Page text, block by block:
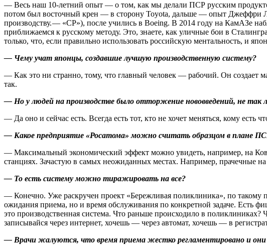
— Весь наш 10-летний опыт — ​о том, как мы делали ПСР русским
потом был восточный крен — ​в сторону Toyota, дальше — ​опыт Джеффри
производству. — «СР»), после учились в Boeing. В 2014 году на КамАЗе
приближаемся к русскому методу. Это, знаете, как уличные бои в
только, что, если правильно использовать российскую ментальность, и
— Чему учат японцы, создавшие лучшую производственную систему?
— Как это ни странно, тому, что главный человек — ​рабочий. Он создает
так.
— Но у людей на производстве было отторжение нововведений, не так
— Да оно и сейчас есть. Всегда есть тот, кто не хочет меняться, кому есть
— Какое предприятие «Росатома» можно считать образцом в плане
— Максимальный экономический эффект можно увидеть, например, на
станциях. Зачастую в самых неожиданных местах. Например, прачечные
— То есть систему можно тиражировать на все?
— Конечно. Уже раскручен проект «Бережливая поликлиника», по
ожидания приема, но и время обслуживания по конкретной задаче. Есть
это производственная система. Что раньше происходило в
записывайся через интернет, хочешь — ​через автомат, хочешь — ​в
— Врачи жалуются, что время приема жестко регламентировано и они